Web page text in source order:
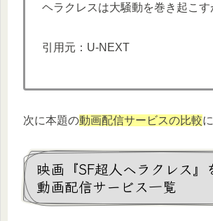
ヘラクレスは大騒動を巻き起こす
引用元：U-NEXT
次に本題の動画配信サービスの比較
映画『SF超人ヘラクレス』
動画配信サービス一覧